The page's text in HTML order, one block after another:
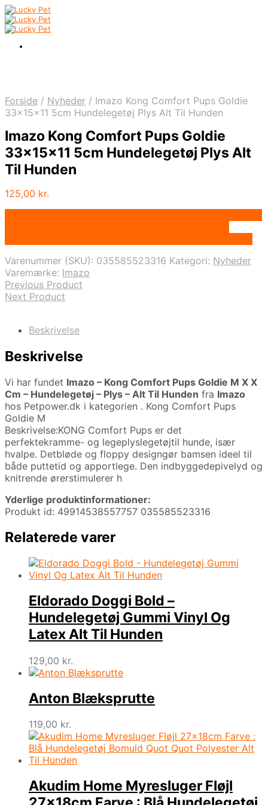
Forside / Nyheder / Imazo Kong Comfort Pups Goldie
33x15x11 5cm Hundelegetøj Plys Alt Til Hunden
Imazo Kong Comfort Pups Goldie
33x15x11 5cm Hundelegetøj Plys Alt
Til Hunden
125,00 kr.
Varenummer (SKU): 035585523316 Kategori: Nyheder
Varemærke: Imazo
Previous Product
Next Product
Beskrivelse
Beskrivelse
Vi har fundet Imazo – Kong Comfort Pups Goldie M X X
Cm – Hundelegetøj – Plys – Alt Til Hunden fra Imazo
hos Petpower.dk i kategorien . Kong Comfort Pups
Goldie M
Beskrivelse:KONG Comfort Pups er det
perfektekramme- og legeplyslegetøjtil hunde, især
hvalpe. Detbløde og floppy designgør bamsen ideel til
både puttetid og apportlege. Den indbyggedepivelyd og
knitrende ørerstimulerer h
Yderlige produktinformationer:
Produkt id: 49914538557757 035585523316
Relaterede varer
Eldorado Doggi Bold –
Hundelegetøj Gummi Vinyl Og
Latex Alt Til Hunden
129,00 kr.
Anton Blæksprutte
119,00 kr.
Akudim Home Myresluger Fløjl